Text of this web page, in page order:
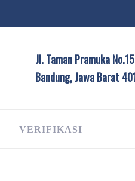
Jl. Taman Pramuka
Bandung, Jawa Barat
VERIFIKASI